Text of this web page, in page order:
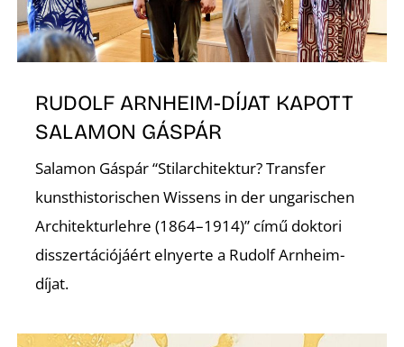
RUDOLF ARNHEIM-DÍJAT KAPOTT
SALAMON GÁSPÁR
Salamon Gáspár “Stilarchitektur? Transfer
kunsthistorischen Wissens in der ungarischen
Architekturlehre (1864–1914)” című doktori
disszertációjáért elnyerte a Rudolf Arnheim-
díjat.